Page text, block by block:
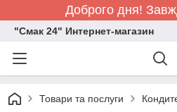
Доброго дня!
"Смак 24" Интернет-магазин
Товари та послуги